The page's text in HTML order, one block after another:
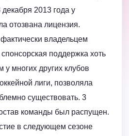
декабря 2013 года у
отозвана лицензия.
владельцем
спонсорская поддержка хоть
многих других клубов
лиги, позволяла
существовать. 3
команды был распущен.
в следующем сезоне